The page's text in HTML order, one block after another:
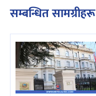
सम्बन्धित सामग्रीहरू